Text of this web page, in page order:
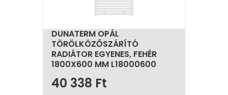
DUNATERM OPÁL
TÖRÖLKÖZŐSZÁRÍTÓ
RADIÁTOR EGYENES, FEHÉR
1800X600 MM L18000600
40 338 Ft